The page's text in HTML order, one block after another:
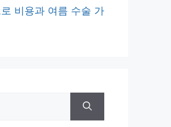
비용과 여름 수술 가